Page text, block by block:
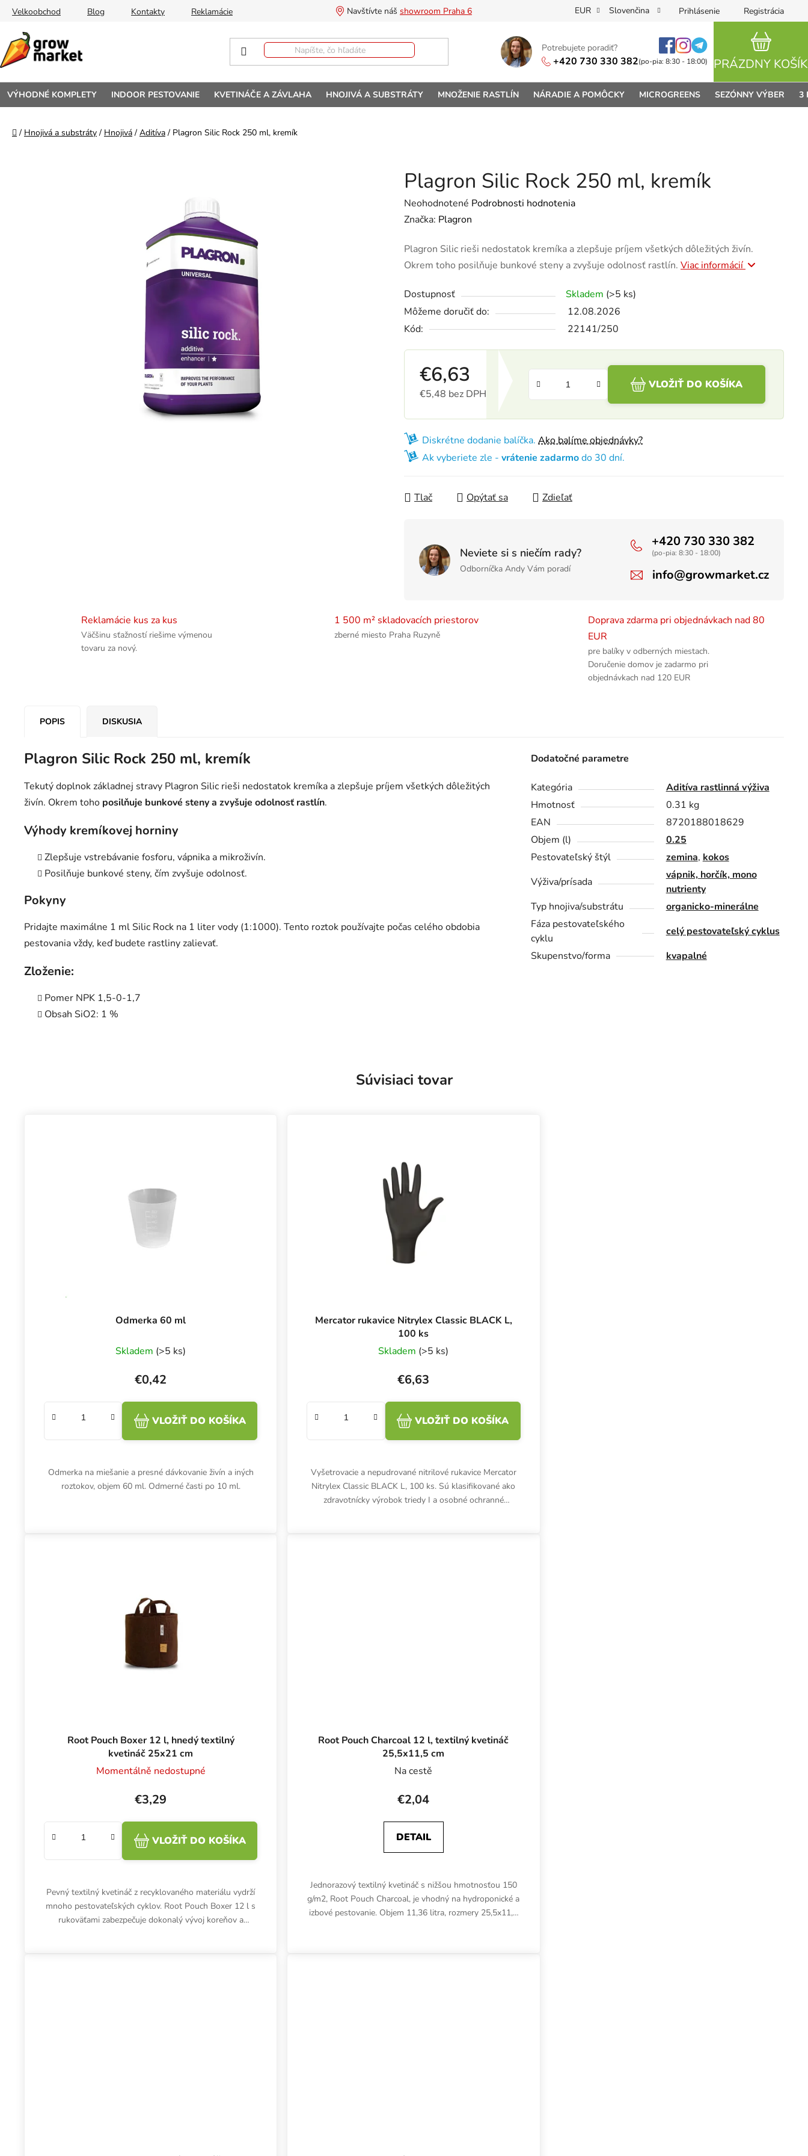
Prejsť na obsah
Velkoobchod Blog Kontakty Reklamácie Navštívte náš showroom Praha 6 EUR Slovenčina Prihlásenie Registrácia
Potrebujete poradiť?
+420 730 330 382(po-pia: 8:30 - 18:00) PRÁZDNY KOŠÍK
VÝHODNÉ KOMPLETY INDOOR PESTOVANIE KVETINÁČE A ZÁVLAHA HNOJIVÁ A SUBSTRÁTY MNOŽENIE RASTLÍN NÁRADIE A POMÔCKY MICROGREENS SEZÓNNY VÝBER 3
Domov
/ Hnojivá a substráty / Hnojivá / Aditíva / Plagron Silic Rock 250 ml, kremík
Plagron Silic Rock 250 ml, kremík
Priemerné hodnotenie produktu je 0,0 z 5 hviezdičiek.
Neohodnotené Podrobnosti hodnotenia
Značka: Plagron
Plagron Silic rieši nedostatok kremíka a zlepšuje príjem všetkých dôležitých živín.
Okrem toho posilňuje bunkové steny a zvyšuje odolnosť rastlín. Viac informácií
Dostupnosť Skladem (>5 ks)
Môžeme doručiť do:
12.08.2026
Kód:
22141/250
€6,63
€5,48 bez DPH
VLOŽIŤ DO KOŠÍKA
Diskrétne dodanie balíčka. Ako balíme objednávky?
Ak vyberiete zle - vrátenie zadarmodo 30 dní.
Tlač Opýtať sa Zdieľať
Neviete si s niečím rady?
Odborníčka Andy Vám poradí
+420 730 330 382
(po-pia: 8:30 - 18:00)
info@growmarket.cz
Reklamácie kus za kus
Väčšinu sťažností riešime výmenou
tovaru za nový.
1 500 m² skladovacích priestorov
zberné miesto Praha Ruzyně
Doprava zdarma pri objednávkach nad 80
EUR
pre balíky v odberných miestach.
Doručenie domov je zadarmo pri
objednávkach nad 120 EUR
POPIS DISKUSIA
Plagron Silic Rock 250 ml, kremík
Tekutý doplnok základnej stravy Plagron Silic rieši nedostatok kremíka a zlepšuje príjem všetkých dôležitých
živín. Okrem toho posilňuje bunkové steny a zvyšuje odolnosť rastlín.
Výhody kremíkovej horniny
Zlepšuje vstrebávanie fosforu, vápnika a mikroživín.
Posilňuje bunkové steny, čím zvyšuje odolnosť.
Pokyny
Pridajte maximálne 1 ml Silic Rock na 1 liter vody (1:1000). Tento roztok používajte počas celého obdobia
pestovania vždy, keď budete rastliny zalievať.
Zloženie:
Pomer NPK 1,5-0-1,7
Obsah SiO2: 1 %
Dodatočné parametre
Kategória
Aditíva rastlinná výživa
Hmotnosť
0.31 kg
EAN
8720188018629
Objem (l)
0.25
Pestovateľský štýl
zemina, kokos
Výživa/prísada
vápnik, horčík, mono
nutrienty
Typ hnojiva/substrátu
organicko-minerálne
Fáza pestovateľského
cyklu
celý pestovateľský cyklus
Skupenstvo/forma
kvapalné
Súvisiaci tovar
Odmerka 60 ml
Skladem (>5 ks)
€0,42
VLOŽIŤ DO KOŠÍKA
Odmerka na miešanie a presné dávkovanie živín a iných
roztokov, objem 60 ml. Odmerné časti po 10 ml.
Mercator rukavice Nitrylex Classic BLACK L,
100 ks
Skladem (>5 ks)
€6,63
VLOŽIŤ DO KOŠÍKA
Vyšetrovacie a nepudrované nitrilové rukavice Mercator
Nitrylex Classic BLACK L, 100 ks. Sú klasifikované ako
zdravotnícky výrobok triedy I a osobné ochranné
Root Pouch Boxer 12 l, hnedý textilný
kvetináč 25x21 cm
Momentálně nedostupné
€3,29
VLOŽIŤ DO KOŠÍKA
Pevný textilný kvetináč z recyklovaného materiálu vydrží
mnoho pestovateľských cyklov. Root Pouch Boxer 12 l s
rukoväťami zabezpečuje dokonalý vývoj koreňov a
Root Pouch Charcoal 12 l, textilný kvetináč
25,5x11,5 cm
Na cestě
€2,04
DETAIL
Jednorazový textilný kvetináč s nižšou hmotnosťou 150
g/m2, Root Pouch Charcoal, je vhodný na hydroponické a
izbové pestovanie. Objem 11,36 litra, rozmery 25,5x11,5